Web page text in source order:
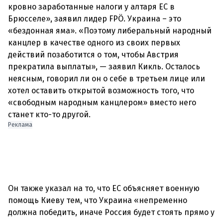
кровно заработанные налоги у алтаря ЕС в
Брюсселе», заявил лидер FPÖ. Украина – это
«бездонная яма». «Поэтому либеральный народный
канцлер в качестве одного из своих первых
действий позаботится о том, чтобы Австрия
прекратила выплаты», — заявил Кикль. Осталось
неясным, говорил ли он о себе в третьем лице или
хотел оставить открытой возможность того, что
«свободным народным канцлером» вместо него
станет кто-то другой.
Реклама
Он также указал на то, что ЕС объясняет военную
помощь Киеву тем, что Украина «непременно
должна победить, иначе Россия будет стоять прямо у